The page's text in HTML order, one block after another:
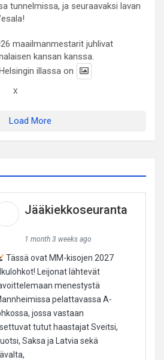
tunnelmissa, ja seuraavaksi lavan
maailmanmestarit juhlivat
kansan kanssa.
illassa on
X
Load More
Jääkiekkoseuranta
1 month 3 weeks ago
Tässä ovat MM-kisojen 2027
Leijonat lähtevät
menestystä
pelattavassa A-
jossa vastaan
tutut haastajat Sveitsi,
Saksa ja Latvia sekä